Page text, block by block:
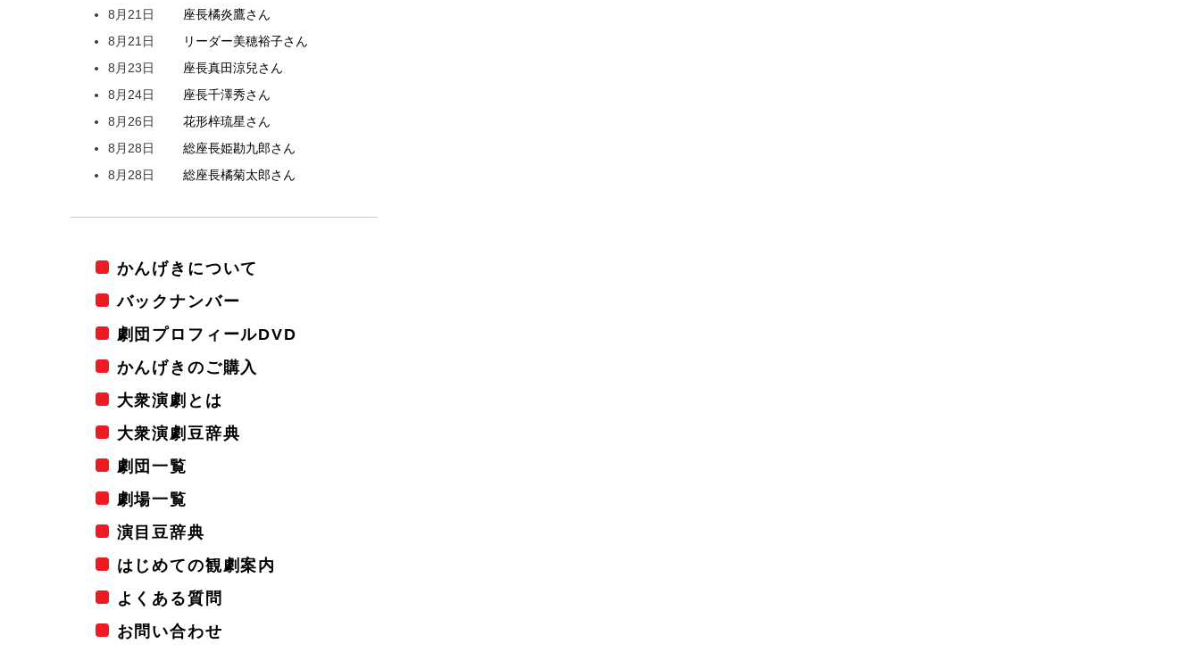
8月21日
座長橘炎鷹さん
8月21日
リーダー美穂裕子さん
8月23日
座長真田涼兒さん
8月24日
座長千澤秀さん
8月26日
花形梓琉星さん
8月28日
総座長姫勘九郎さん
8月28日
総座長橘菊太郎さん
かんげきについて
バックナンバー
劇団プロフィールDVD
かんげきのご購入
大衆演劇とは
大衆演劇豆辞典
劇団一覧
劇場一覧
演目豆辞典
はじめての観劇案内
よくある質問
お問い合わせ